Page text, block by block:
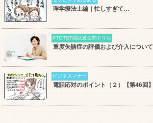
理学療法士編｜忙しすぎて…
PTOTST国試過去問ドリル
重度失語症の評価および介入について
ビジネスマナー
電話応対のポイント（２）【第46回】